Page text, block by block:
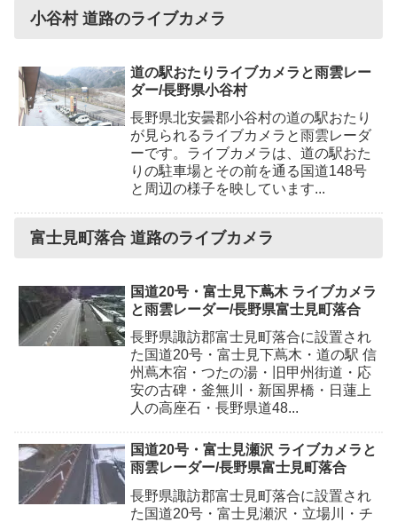
小谷村 道路のライブカメラ
道の駅おたりライブカメラと雨雲レー
ダー/長野県小谷村
長野県北安曇郡小谷村の道の駅おたり
が見られるライブカメラと雨雲レーダ
ーです。ライブカメラは、道の駅おた
りの駐車場とその前を通る国道148号
と周辺の様子を映しています...
富士見町落合 道路のライブカメラ
国道20号・富士見下蔦木 ライブカメラ
と雨雲レーダー/長野県富士見町落合
長野県諏訪郡富士見町落合に設置され
た国道20号・富士見下蔦木・道の駅 信
州蔦木宿・つたの湯・旧甲州街道・応
安の古碑・釜無川・新国界橋・日蓮上
人の高座石・長野県道48...
国道20号・富士見瀬沢 ライブカメラと
雨雲レーダー/長野県富士見町落合
長野県諏訪郡富士見町落合に設置され
た国道20号・富士見瀬沢・立場川・チ